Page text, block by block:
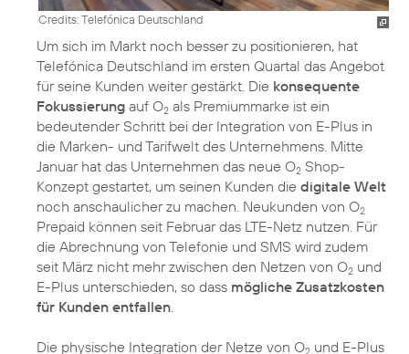
Credits: Telefónica Deutschland
Um sich im Markt noch besser zu positionieren, hat
Telefónica Deutschland im ersten Quartal das Angebot
für seine Kunden weiter gestärkt. Die konsequente
Fokussierung auf O2 als Premiummarke ist ein
bedeutender Schritt bei der Integration von E-Plus in
die Marken- und Tarifwelt des Unternehmens. Mitte
Januar hat das Unternehmen das neue O2 Shop-
Konzept gestartet, um seinen Kunden die digitale Welt
noch anschaulicher zu machen. Neukunden von O2
Prepaid können seit Februar das LTE-Netz nutzen. Für
die Abrechnung von Telefonie und SMS wird zudem
seit März nicht mehr zwischen den Netzen von O2 und
E-Plus unterschieden, so dass mögliche Zusatzkosten
für Kunden entfallen.
Die physische Integration der Netze von O und E-Plus